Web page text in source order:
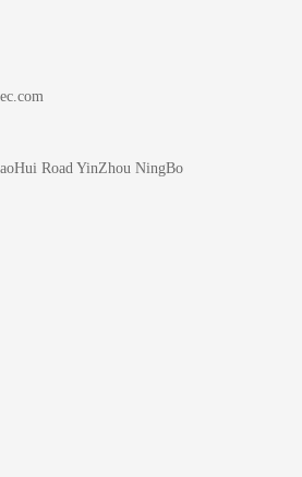
Road YinZhou NingBo